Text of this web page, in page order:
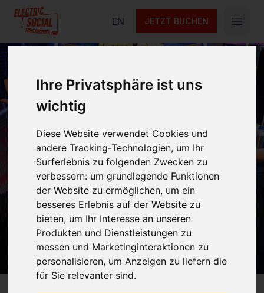
Ihre Privatsphäre ist uns
wichtig
Diese Website verwendet Cookies und
andere Tracking-Technologien, um Ihr
Surferlebnis zu folgenden Zwecken zu
verbessern: um grundlegende Funktionen
der Website zu ermöglichen, um ein
besseres Erlebnis auf der Website zu
bieten, um Ihr Interesse an unseren
Produkten und Dienstleistungen zu
messen und Marketinginteraktionen zu
personalisieren, um Anzeigen zu liefern die
für Sie relevanter sind.
Electric Social
EN JETZT BUCHEN
Open
Kontakt
Du hast Fragen oder möchtest ein Event bei
uns planen? Schreib uns einfach! Unser Team
von Electric Social am Alex freut sich auf
deine Nachricht.